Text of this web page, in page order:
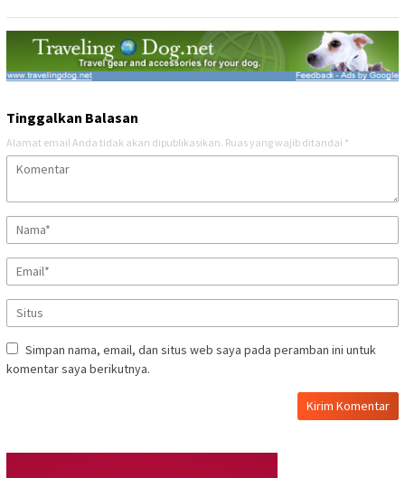
Tinggalkan Balasan
Alamat email Anda tidak akan dipublikasikan. Ruas yang wajib ditandai *
Simpan nama, email, dan situs web saya pada peramban ini untuk
komentar saya berikutnya.